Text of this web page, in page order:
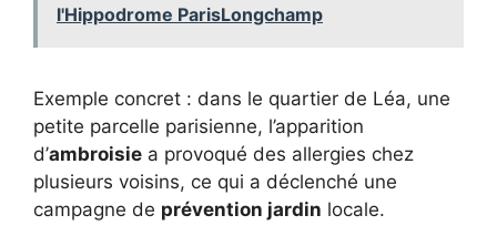
l'Hippodrome ParisLongchamp
Exemple concret : dans le quartier de Léa, une
petite parcelle parisienne, l’apparition
d’ambroisie a provoqué des allergies chez
plusieurs voisins, ce qui a déclenché une
campagne de prévention jardin locale.